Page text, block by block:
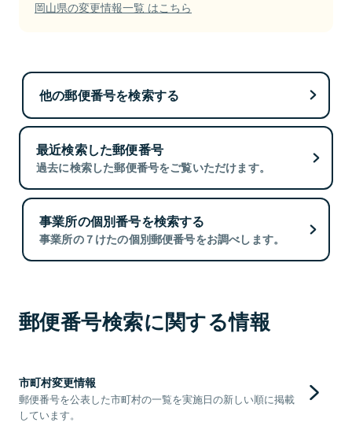
岡山県の変更情報一覧 はこちら
他の郵便番号を検索する
最近検索した郵便番号
過去に検索した郵便番号をご覧いただけます。
事業所の個別番号を検索する
事業所の７けたの個別郵便番号をお調べします。
郵便番号検索に関する情報
市町村変更情報
郵便番号を公表した市町村の一覧を実施日の新しい順に掲載
しています。